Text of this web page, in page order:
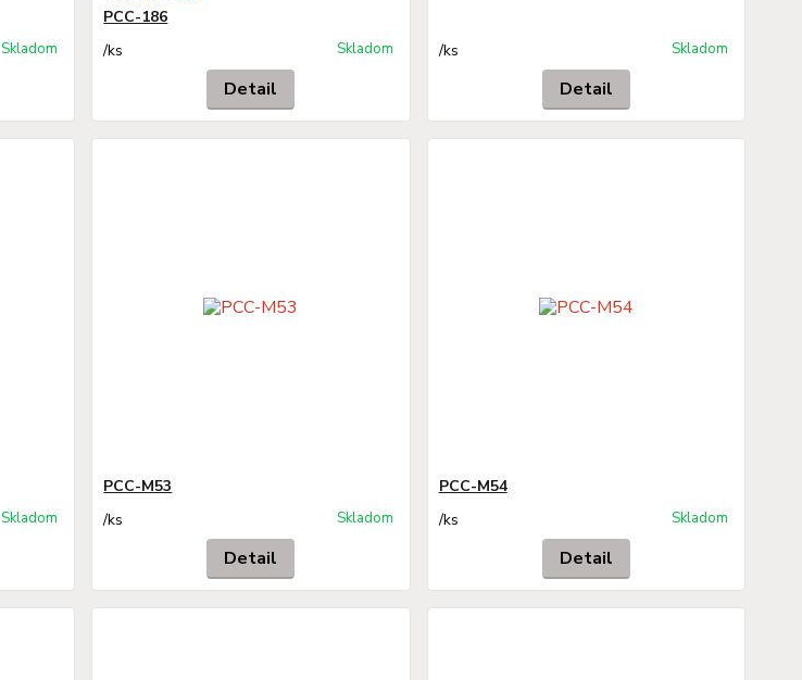
Skladom
PCC-186
/ks Skladom
Detail
/ks Skladom
Detail
Skladom
PCC-M53
/ks Skladom
Detail
PCC-M54
/ks Skladom
Detail